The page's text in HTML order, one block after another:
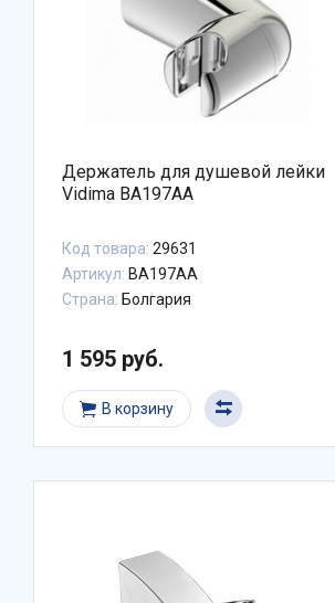
Держатель для душевой лейки
Vidima BA197AA
Код товара: 29631
Артикул: BA197AA
Страна: Болгария
1 595 руб.
В корзину